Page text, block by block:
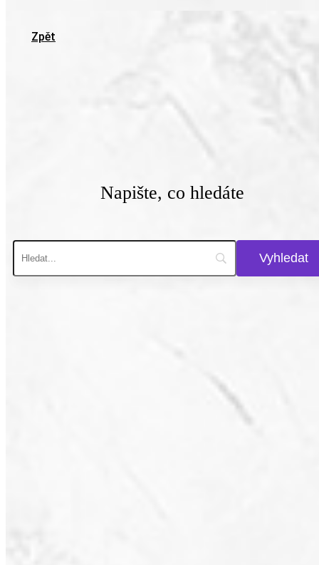
Zpět
Napište, co hledáte